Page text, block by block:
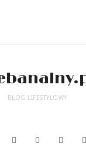
BLOG LIFESTYLOWY